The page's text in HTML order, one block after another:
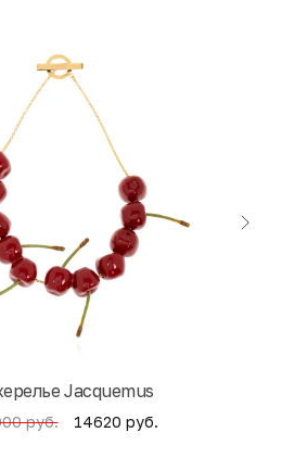
Jacquemus
руб. 14620 руб.